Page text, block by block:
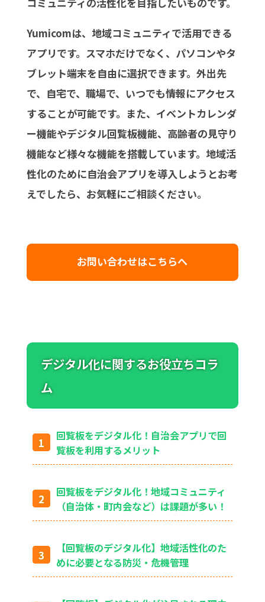
Yumicomは、地域コミュニティで活用できる
アプリです。スマホだけでなく、パソコンやタ
ブレット端末を自由に選択できます。外出先
で、自宅で、職場で、いつでも情報にアクセス
することが可能です。また、イベントカレンダ
ー機能やデジタル回覧板機能、高齢者の見守り
機能など様々な機能を搭載しています。地域活
性化のために自治会アプリを導入しようとお考
えでしたら、お気軽にご相談ください。
お問い合わせはこちらへ
デジタル化に関するお役立ちコラ
ム
回覧板をデジタル化！自治会アプリで回
覧板を利用するメリット
回覧板をデジタル化！地域コミュニティ
（自治体・町内会など）は課題が多い！
【回覧板のデジタル化】地域活性化のた
めに必要となる防災・危機管理